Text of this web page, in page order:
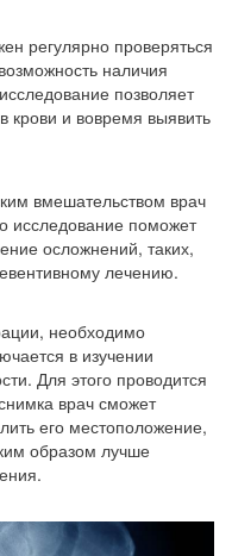
регулярно проверяться
наличия
позволяет
крови и вовремя выявить
вмешательством врач
исследование поможет
осложнений, таких,
лечению.
необходимо
в изучении
Для этого проводится
врач сможет
его местоположение,
образом лучше